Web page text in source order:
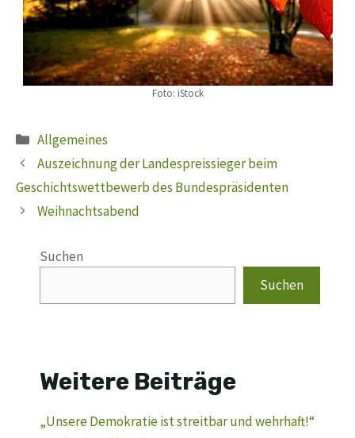
Foto: iStock
Kategorien
Allgemeines
Auszeichnung der Landespreissieger beim
Geschichtswettbewerb des Bundespräsidenten
Weihnachtsabend
Suchen
Suchen
Weitere Beiträge
„Unsere Demokratie ist streitbar und wehrhaft!“